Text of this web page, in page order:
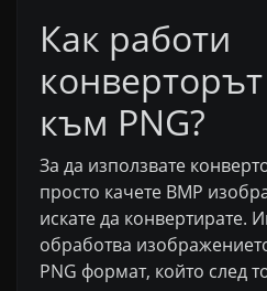
Как работи
към PNG?
За да използвате
просто качете BMP
искате да конвертирате.
обработва
PNG формат, който след